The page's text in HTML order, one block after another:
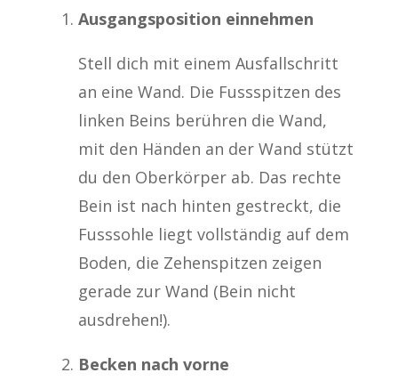
Ausgangsposition einnehmen
Stell dich mit einem Ausfallschritt
an eine Wand. Die Fussspitzen des
linken Beins berühren die Wand,
mit den Händen an der Wand stützt
du den Oberkörper ab. Das rechte
Bein ist nach hinten gestreckt, die
Fusssohle liegt vollständig auf dem
Boden, die Zehenspitzen zeigen
gerade zur Wand (Bein nicht
ausdrehen!).
Becken nach vorne